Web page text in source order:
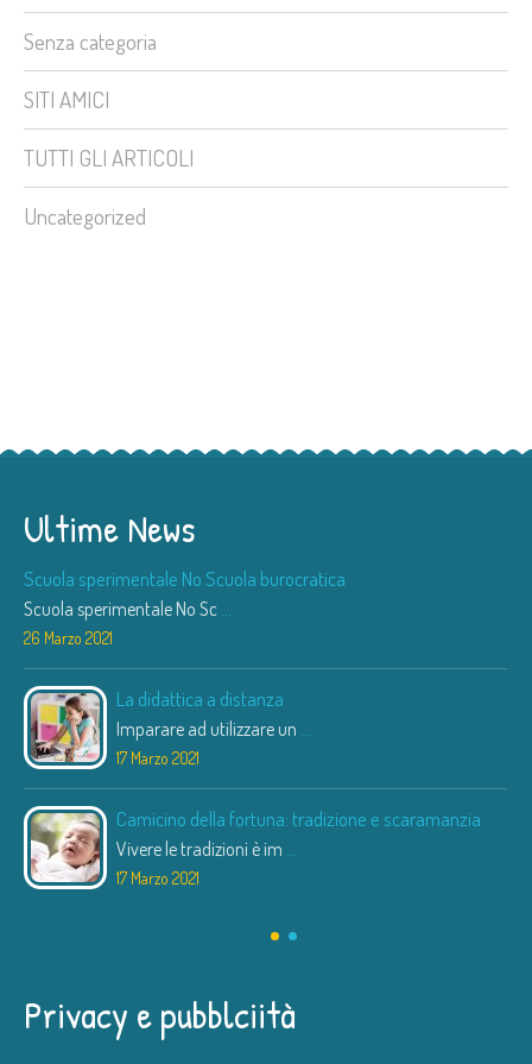
Senza categoria
SITI AMICI
TUTTI GLI ARTICOLI
Uncategorized
Ultime News
Scuola sperimentale No Scuola burocratica
Scuola sperimentale No Sc ...
26 Marzo 2021
La didattica a distanza
Imparare ad utilizzare un ...
17 Marzo 2021
Camicino della fortuna: tradizione e scaramanzia
Vivere le tradizioni è im ...
17 Marzo 2021
Privacy e pubblciità